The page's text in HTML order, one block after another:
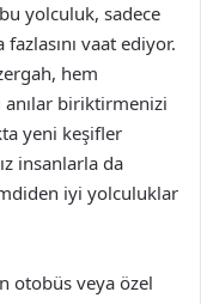
yolculuk, sadece
vaat ediyor.
hem
biriktirmenizi
yeni keşifler
insanlarla da
iyi yolculuklar
otobüs veya özel